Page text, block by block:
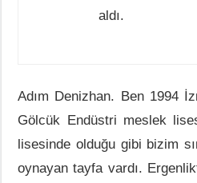
aldı.
Adım Denizhan. Ben 1994
Gölcük Endüstri meslek
lisesinde olduğu gibi bizim
oynayan tayfa vardı.